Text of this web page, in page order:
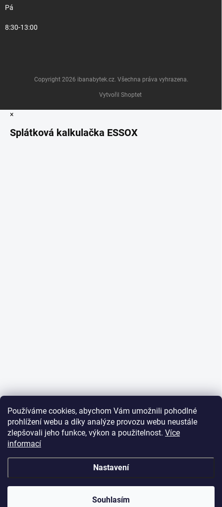
Používáme cookies, abychom Vám umožnili pohodlné
prohlížení webu a díky analýze provozu webu neustále
zlepšovali jeho funkce, výkon a použitelnost. Více
informací
Nastavení
Souhlasím
Pá
8:30-13:00
Vytvořil Shoptet
Copyright 2026 ibanabytek.cz. Všechna práva vyhrazena.
×
Splátková kalkulačka ESSOX